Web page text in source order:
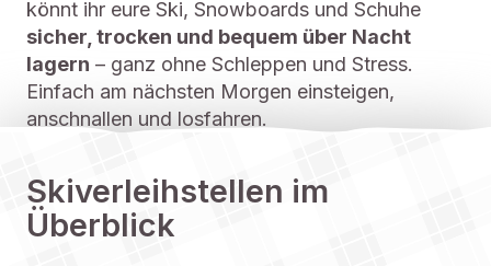
könnt ihr eure Ski, Snowboards und Schuhe
sicher, trocken und bequem über Nacht
lagern – ganz ohne Schleppen und Stress.
Einfach am nächsten Morgen einsteigen,
anschnallen und losfahren.
Skiverleihstellen im
Überblick